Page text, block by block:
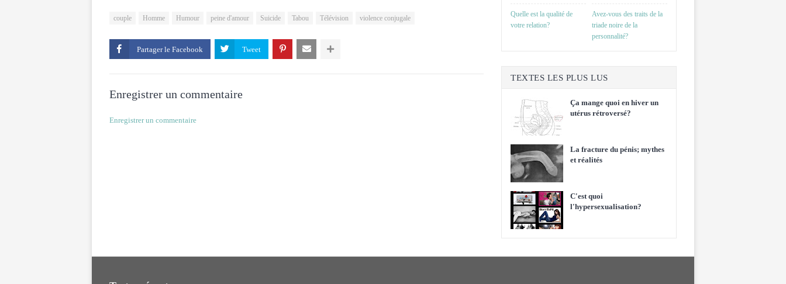
couple Homme Humour peine d'amour Suicide Tabou Télévision violence conjugale
Partager le
Enregistrer un commentaire
Enregistrer un commentaire
Quelle est la qualité de
votre relation?
Avez-vous des traits de la
triade noire de la
personnalité?
TEXTES LES PLUS LUS
Ça mange quoi en hiver un
utérus rétroversé?
La fracture du pénis; mythes
et réalités
C'est quoi
l'hypersexualisation?